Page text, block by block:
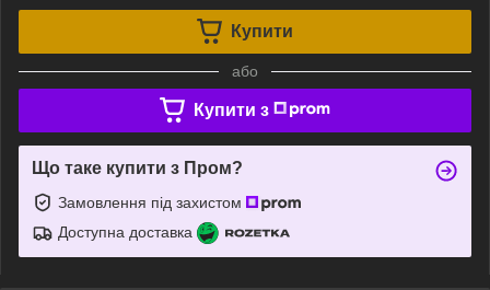
Купити
або
Купити з
Що таке купити з Пром?
Замовлення під захистом
Доступна доставка